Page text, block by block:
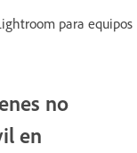
para equipos
no
en